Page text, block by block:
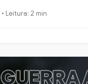
• Leitura: 2 min